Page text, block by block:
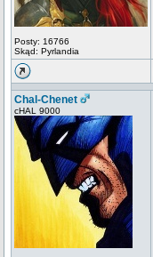
Posty: 16766
Skąd: Pyrlandia
Chal-Chenet
cHAL 9000